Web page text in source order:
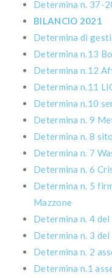
Determina n. 37-
BILANCIO 2021
Determina di
Determina n.13
Determina n.12
Determina n.11
Determina n.10
Determina n. 9
Determina n. 8
Determina n. 7
Determina n. 6
Determina n. 5
Mazzone
Determina n. 4
Determina n. 3
Determina n. 2
Determina n.1